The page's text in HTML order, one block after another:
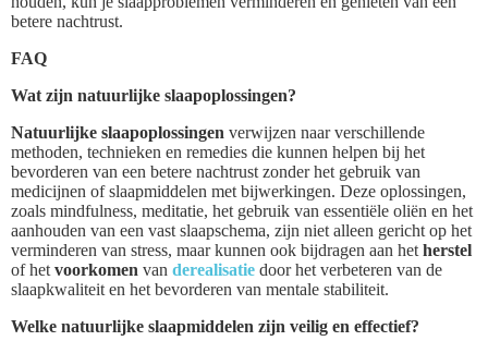
betere nachtrust.
FAQ
Wat zijn natuurlijke slaapoplossingen?
Natuurlijke slaapoplossingen verwijzen naar verschillende
methoden, technieken en remedies die kunnen helpen bij het
bevorderen van een betere nachtrust zonder het gebruik van
medicijnen of slaapmiddelen met bijwerkingen. Deze oplossingen,
zoals mindfulness, meditatie, het gebruik van essentiële oliën en het
aanhouden van een vast slaapschema, zijn niet alleen gericht op het
verminderen van stress, maar kunnen ook bijdragen aan het herstel
of het voorkomen van derealisatie door het verbeteren van de
slaapkwaliteit en het bevorderen van mentale stabiliteit.
Welke natuurlijke slaapmiddelen zijn veilig en effectief?